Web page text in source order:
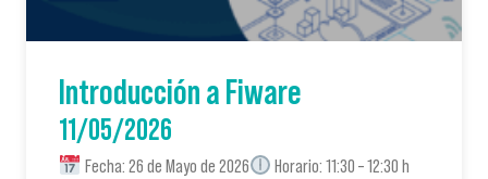
Introducción a Fiware
11/05/2026
Fecha: 26 de Mayo de 2026
Horario: 11:30 – 12:30 h